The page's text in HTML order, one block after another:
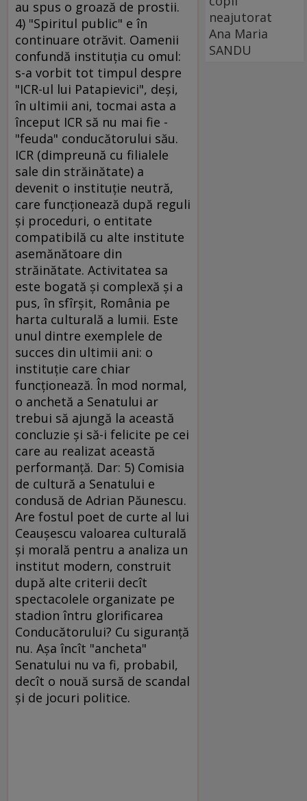
au spus o groază de prostii.
4) "Spiritul public" e în
continuare otrăvit. Oamenii
confundă instituţia cu omul:
s-a vorbit tot timpul despre
"ICR-ul lui Patapievici", deşi,
în ultimii ani, tocmai asta a
început ICR să nu mai fie -
"feuda" conducătorului său.
ICR (dimpreună cu filialele
sale din străinătate) a
devenit o instituţie neutră,
care funcţionează după reguli
şi proceduri, o entitate
compatibilă cu alte institute
asemănătoare din
străinătate. Activitatea sa
este bogată şi complexă şi a
pus, în sfîrşit, România pe
harta culturală a lumii. Este
unul dintre exemplele de
succes din ultimii ani: o
instituţie care chiar
funcţionează. În mod normal,
o anchetă a Senatului ar
trebui să ajungă la această
concluzie şi să-i felicite pe cei
care au realizat această
performanţă. Dar: 5) Comisia
de cultură a Senatului e
condusă de Adrian Păunescu.
Are fostul poet de curte al lui
Ceauşescu valoarea culturală
şi morală pentru a analiza un
institut modern, construit
după alte criterii decît
spectacolele organizate pe
stadion întru glorificarea
Conducătorului? Cu siguranţă
nu. Aşa încît "ancheta"
Senatului nu va fi, probabil,
decît o nouă sursă de scandal
şi de jocuri politice.
neajutorat
Ana Maria
SANDU